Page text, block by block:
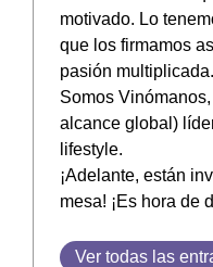
motivado. Lo
que los firmamos
pasión multiplicada.
Somos
alcance global)
lifestyle.
¡Adelante, están
mesa! ¡Es hora de
Ver todas las